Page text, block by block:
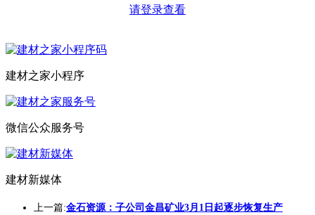
请登录查看
建材之家小程序
微信公众服务号
建材新媒体
上一篇:金石资源：子公司金昌矿业3月1日起逐步恢复生产